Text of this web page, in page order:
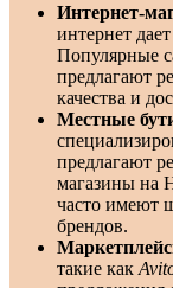
Интернет-
интернет
Популярные
предлагают
качества и
Местные
предлагают
магазины на
часто имеют
брендов.
такие как